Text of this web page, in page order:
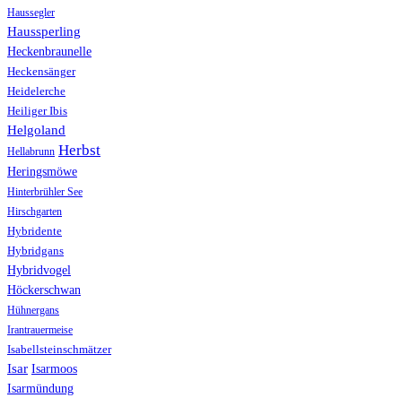
Haussegler
Haussperling
Heckenbraunelle
Heckensänger
Heidelerche
Heiliger Ibis
Helgoland
Hellabrunn Herbst
Heringsmöwe
Hinterbrühler See
Hirschgarten
Hybridente
Hybridgans
Hybridvogel
Höckerschwan
Hühnergans
Irantrauermeise
Isabellsteinschmätzer
Isar Isarmoos
Isarmündung